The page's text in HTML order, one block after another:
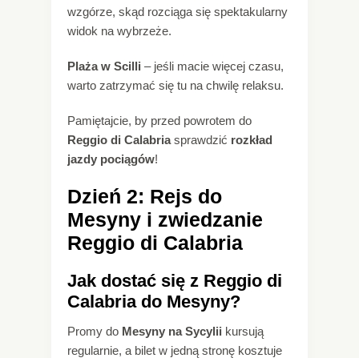
wzgórze, skąd rozciąga się spektakularny
widok na wybrzeże.
Plaża w Scilli – jeśli macie więcej czasu,
warto zatrzymać się tu na chwilę relaksu.
Pamiętajcie, by przed powrotem do
Reggio di Calabriasprawdzić rozkład
jazdy pociągów!
Dzień 2: Rejs do
Mesyny i zwiedzanie
Reggio di Calabria
Jak dostać się z Reggio di
Calabria do Mesyny?
Promy do Mesyny na Sycylii kursują
regularnie, a bilet w jedną stronę kosztuje